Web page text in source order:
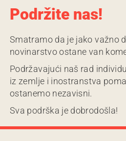
Podržite nas!
Smatramo da je jako važno
novinarstvo ostane van
Podržavajući naš rad
iz zemlje i inostranstva
ostanemo nezavisni.
Sva podrška je dobrodošla!